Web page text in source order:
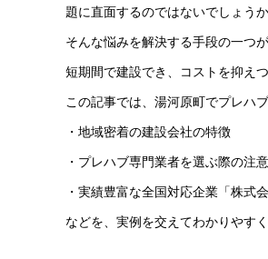
題に直面するのではないでしょうか
そんな悩みを解決する手段の一つ
短期間で建設でき、コストを抑え
この記事では、湯河原町でプレハ
・地域密着の建設会社の特徴
・プレハブ専門業者を選ぶ際の注
・実績豊富な全国対応企業「株式
などを、実例を交えてわかりやすく